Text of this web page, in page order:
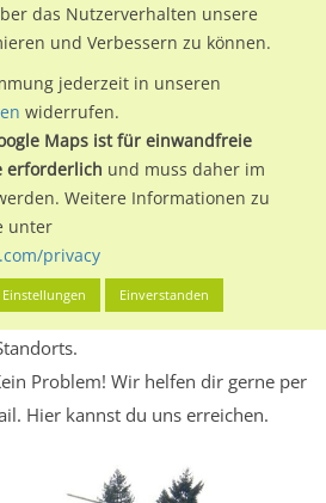
am Standort Am Zinken
CSim Ortsteil Neureut)in
Werbeflächen individuelle und
undLeistungswerte. Damit
der Buchung im Detail über den
und Werbewirkung sowie
in den zugelassenen
du direkt im unteren Teil dieser Seite
Problem! Wir helfen dir gerne per
Hier kannst du uns erreichen.
das Nutzerverhalten unsere
und Verbessern zu können.
jederzeit in unseren
widerrufen.
Maps ist für einwandfreie
erforderlich und muss daher im
Weitere Informationen zu
unter
privacy
Einstellungen Einverstanden